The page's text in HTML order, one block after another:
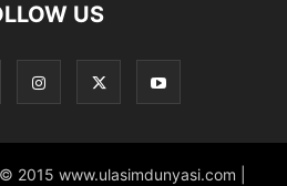
US
2015 www.ulasimdunyasi.com |